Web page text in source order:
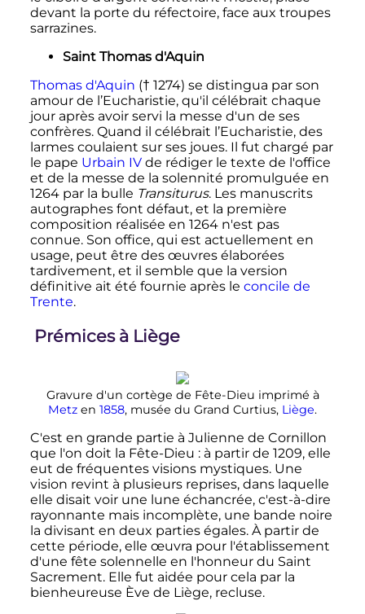
devant la porte du réfectoire, face aux troupes
sarrazines.
Saint Thomas d'Aquin
Thomas d'Aquin († 1274) se distingua par son
amour de l’Eucharistie, qu'il célébrait chaque
jour après avoir servi la messe d'un de ses
confrères. Quand il célébrait l’Eucharistie, des
larmes coulaient sur ses joues. Il fut chargé par
le pape Urbain IVde rédiger le texte de l'office
et de la messe de la solennité promulguée en
1264 par la bulle Transiturus. Les manuscrits
autographes font défaut, et la première
composition réalisée en 1264 n'est pas
connue. Son office, qui est actuellement en
usage, peut être des œuvres élaborées
tardivement, et il semble que la version
définitive ait été fournie après le concile de
Trente.
Prémices à Liège
Gravure d'un cortège de Fête-Dieu imprimé à
Metz en 1858, musée du Grand Curtius, Liège.
C'est en grande partie à Julienne de Cornillon
que l'on doit la Fête-Dieu : à partir de 1209, elle
eut de fréquentes visions mystiques. Une
vision revint à plusieurs reprises, dans laquelle
elle disait voir une lune échancrée, c'est-à-dire
rayonnante mais incomplète, une bande noire
la divisant en deux parties égales. À partir de
cette période, elle œuvra pour l'établissement
d'une fête solennelle en l'honneur du Saint
Sacrement. Elle fut aidée pour cela par la
bienheureuse Ève de Liège, recluse.